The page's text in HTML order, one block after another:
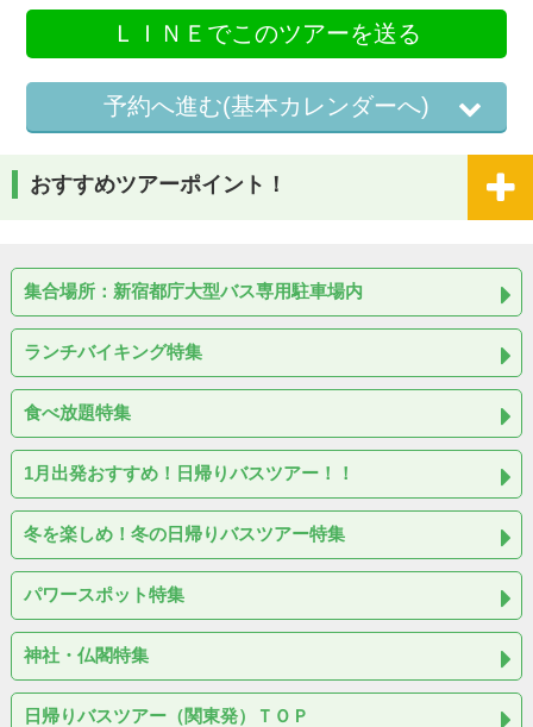
ＬＩＮＥでこのツアーを送る
予約へ進む(基本カレンダーへ)
おすすめツアーポイント！
集合場所：新宿都庁大型バス専用駐車場内
ランチバイキング特集
食べ放題特集
1月出発おすすめ！日帰りバスツアー！！
冬を楽しめ！冬の日帰りバスツアー特集
パワースポット特集
神社・仏閣特集
日帰りバスツアー（関東発）ＴＯＰ